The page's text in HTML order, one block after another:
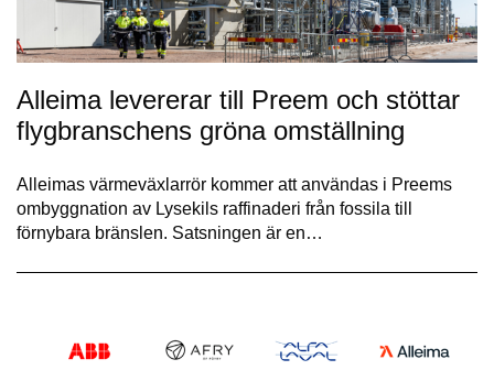
Alleima levererar till Preem och stöttar
flygbranschens gröna omställning
Alleimas värmeväxlarrör kommer att användas i Preems
ombyggnation av Lysekils raffinaderi från fossila till
förnybara bränslen. Satsningen är en…